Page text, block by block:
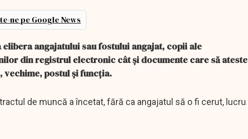
ne pe Google News
angajatului sau fostului angajat, copii ale
din registrul electronic cât și documente care să ateste
postul și funcția.
de muncă a încetat, fără ca angajatul să o fi cerut, lucru